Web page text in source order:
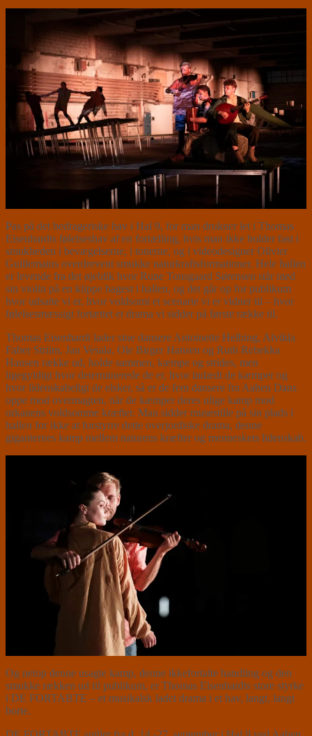
Pas på det bedrageriske hav i Hal 9, for man drukner let i Thomas
Eisenhardts følelseshav af en fortælling, hvis man ikke holder fast i
smukheden i bevægelserne, i tonerne, og i videodesigner Olivier
Guillemains overdrevent smukke naturkraftsformationer. Hele hallen
er levende fra det øjeblik hvor Rune Tonsgaard Sørensen står med
sin violin på en klippe bagest i hallen, og det går op for publikum
hvor udsatte vi er, hvor voldsomt et scenarie vi er vidner til – hvor
følelsesmæssigt fortættet et drama vi sidder på første række til.
Thomas Eisenhardt lader sine dansere Antoinette Helbing, Alvilda
Faber Striim, Jan Vesala, Ole Birger Hansen og Ruth Rebekka
Hansen række ud, holde sammen, kæmpe og strides, men
ligegyldigt hvor determinerede de er, hvor indædt de kæmper og
hvor lidenskabeligt de elsker, så er de fem dansere fra Aaben Dans
oppe mod overmagten, når de kæmper deres ulige kamp mod
orkanens voldsomme kræfter. Man sidder musestille på sin plads i
hallen for ikke at forstyrre dette overjordiske drama, denne
giganternes kamp mellem naturens kræfter og menneskets lidenskab.
Og netop denne usagte kamp, denne ikkefortalte handling og den
smukke rækken ud til publikum, er Thomas Eisenhardts store styrke
i DE FORTABTE – et musikalsk ladet drama i et hav, langt, langt
borte.